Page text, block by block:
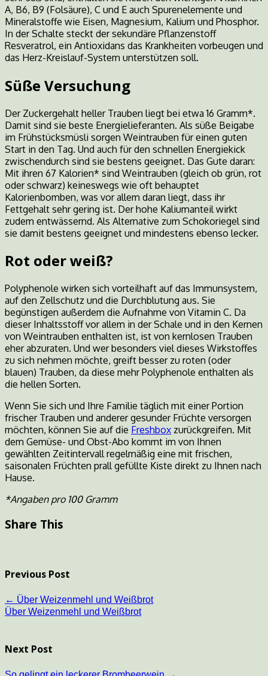
A, B6, B9 (Folsäure), C und E auch Spurenelemente und
Mineralstoffe wie Eisen, Magnesium, Kalium und Phosphor.
In der Schalte steckt der sekundäre Pflanzenstoff
Resveratrol, ein Antioxidans das Krankheiten vorbeugen und
das Herz-Kreislauf-System unterstützen soll.
Süße Versuchung
Der Zuckergehalt heller Trauben liegt bei etwa 16 Gramm*.
Damit sind sie beste Energielieferanten. Als süße Beigabe
im Frühstücksmüsli sorgen Weintrauben für einen guten
Start in den Tag. Und auch für den schnellen Energiekick
zwischendurch sind sie bestens geeignet. Das Gute daran:
Mit ihren 67 Kalorien* sind Weintrauben (gleich ob grün, rot
oder schwarz) keineswegs wie oft behauptet
Kalorienbomben, was vor allem daran liegt, dass ihr
Fettgehalt sehr gering ist. Der hohe Kaliumanteil wirkt
zudem entwässernd. Als Alternative zum Schokoriegel sind
sie damit bestens geeignet und mindestens ebenso lecker.
Rot oder weiß?
Polyphenole wirken sich vorteilhaft auf das Immunsystem,
auf den Zellschutz und die Durchblutung aus. Sie
begünstigen außerdem die Aufnahme von Vitamin C. Da
dieser Inhaltsstoff vor allem in der Schale und in den Kernen
von Weintrauben enthalten ist, ist von kernlosen Trauben
eher abzuraten. Und wer besonders viel dieses Wirkstoffes
zu sich nehmen möchte, greift besser zu roten (oder
blauen) Trauben, da diese mehr Polyphenole enthalten als
die hellen Sorten.
Wenn Sie sich und Ihre Familie täglich mit einer Portion
frischer Trauben und anderer gesunder Früchte versorgen
möchten, können Sie auf die Freshbox zurückgreifen. Mit
dem Gemüse- und Obst-Abo kommt im von Ihnen
gewählten Zeitintervall regelmäßig eine mit frischen,
saisonalen Früchten prall gefüllte Kiste direkt zu Ihnen nach
Hause.
*Angaben pro 100 Gramm
Share This
Previous Post
← Über Weizenmehl und Weißbrot
Über Weizenmehl und Weißbrot
Next Post